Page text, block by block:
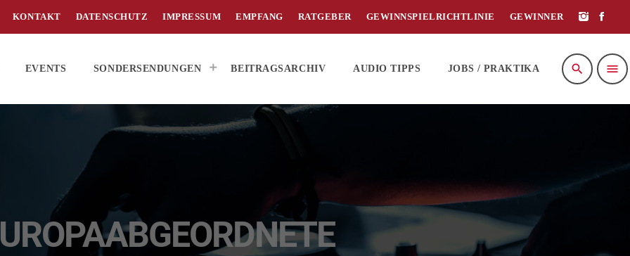
KONTAKT DATENSCHUTZ IMPRESSUM EMPFANG RATGEBER GEWINNSPIELRICHTLINIE GEWINNER
EVENTS SONDERSENDUNGEN BEITRAGSARCHIV AUDIO TIPPS JOBS / PRAKTIKA search menu